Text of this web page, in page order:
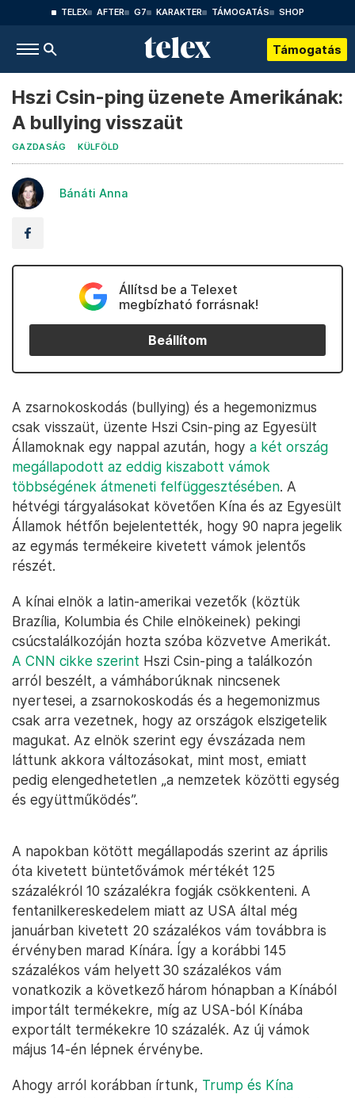
TELEX AFTER G7 KARAKTER TÁMOGATÁS SHOP
Támogatás
Hszi Csin-ping üzenete Amerikának:
A bullying visszaüt
GAZDASÁG KÜLFÖLD
Bánáti Anna
Állítsd be a Telexet
megbízható forrásnak!
Beállítom
A zsarnokoskodás (bullying) és a hegemonizmus
csak visszaüt, üzente Hszi Csin-ping az Egyesült
Államoknak egy nappal azután, hogy a két ország
megállapodott az eddig kiszabott vámok
többségének átmeneti felfüggesztésében. A
hétvégi tárgyalásokat követően Kína és az Egyesült
Államok hétfőn bejelentették, hogy 90 napra jegelik
az egymás termékeire kivetett vámok jelentős
részét.
A kínai elnök a latin-amerikai vezetők (köztük
Brazília, Kolumbia és Chile elnökeinek) pekingi
csúcstalálkozóján hozta szóba közvetve Amerikát.
A CNN cikke szerint Hszi Csin-ping a találkozón
arról beszélt, a vámháborúknak nincsenek
nyertesei, a zsarnokoskodás és a hegemonizmus
csak arra vezetnek, hogy az országok elszigetelik
magukat. Az elnök szerint egy évszázada nem
láttunk akkora változásokat, mint most, emiatt
pedig elengedhetetlen „a nemzetek közötti egység
és együttműködés”.
A napokban kötött megállapodás szerint az április
óta kivetett büntetővámok mértékét 125
százalékról 10 százalékra fogják csökkenteni. A
fentanilkereskedelem miatt az USA által még
januárban kivetett 20 százalékos vám továbbra is
érvényben marad Kínára. Így a korábbi 145
százalékos vám helyett 30 százalékos vám
vonatkozik a következő három hónapban a Kínából
importált termékekre, míg az USA-ból Kínába
exportált termékekre 10 százalék. Az új vámok
május 14-én lépnek érvénybe.
Ahogy arról korábban írtunk, Trump és Kína